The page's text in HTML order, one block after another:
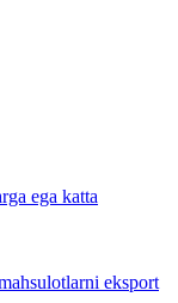
ega katta
eksport